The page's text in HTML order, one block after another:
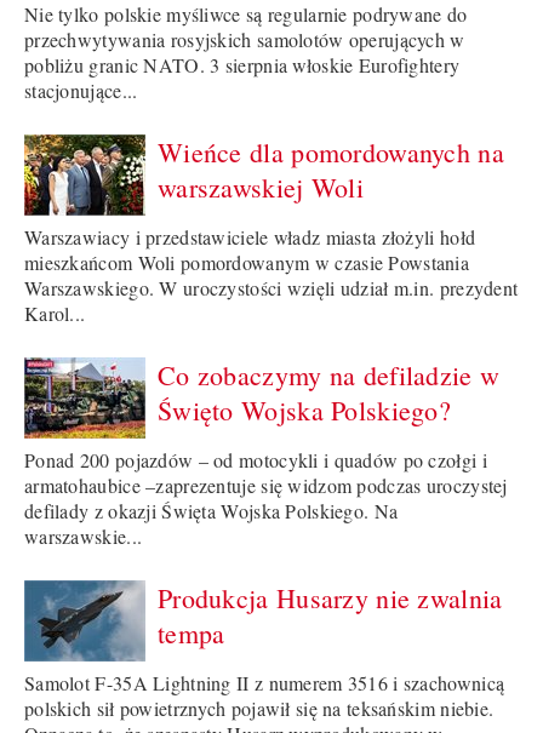
Nie tylko polskie myśliwce są regularnie podrywane do
przechwytywania rosyjskich samolotów operujących w
pobliżu granic NATO. 3 sierpnia włoskie Eurofightery
stacjonujące...
Wieńce dla pomordowanych na
warszawskiej Woli
Warszawiacy i przedstawiciele władz miasta złożyli hołd
mieszkańcom Woli pomordowanym w czasie Powstania
Warszawskiego. W uroczystości wzięli udział m.in. prezydent
Karol...
Co zobaczymy na defiladzie w
Święto Wojska Polskiego?
Ponad 200 pojazdów – od motocykli i quadów po czołgi i
armatohaubice –zaprezentuje się widzom podczas uroczystej
defilady z okazji Święta Wojska Polskiego. Na
warszawskie...
Produkcja Husarzy nie zwalnia
tempa
Samolot F-35A Lightning II z numerem 3516 i szachownicą
polskich sił powietrznych pojawił się na teksańskim niebie.